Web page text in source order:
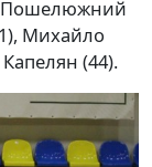
Пошелюжний
Михайло
(44).